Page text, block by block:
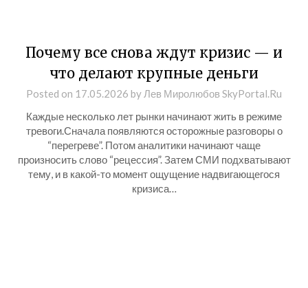
Почему все снова ждут кризис — и
что делают крупные деньги
Posted on 17.05.2026 by Лев Миролюбов SkyPortal.Ru
Каждые несколько лет рынки начинают жить в режиме
тревоги.Сначала появляются осторожные разговоры о
“перегреве”. Потом аналитики начинают чаще
произносить слово “рецессия”. Затем СМИ подхватывают
тему, и в какой-то момент ощущение надвигающегося
кризиса…